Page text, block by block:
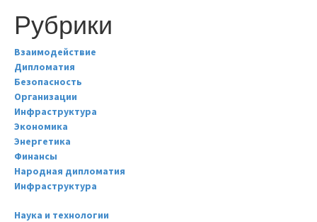
Рубрики
Взаимодействие
Дипломатия
Безопасность
Организации
Инфраструктура
Экономика
Энергетика
Финансы
Народная дипломатия
Инфраструктура
Наука и технологии